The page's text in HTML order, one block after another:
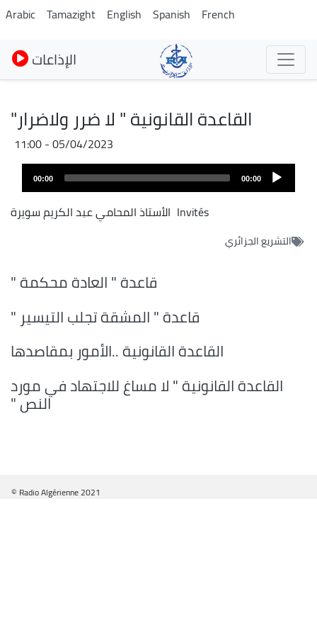
Skip
to
main
content
Arabic Tamazight English Spanish French
الإذاعات
القاعدة القانونية " لا ضرر ولاضرار"
05/04/2023 - 11:00
00:00
00:00
Invités الأستاذ المحامي عبد الكريم سويرة
التشريع الجزائري
قاعدة " العادة محكمة "
قاعدة " المشقة تجلب التيسير "
القاعدة القانونية ..الأمور بمقاصدها
القاعدة القانونية " لا مساغ للاجتهاد في مورد
النص "
© Radio Algérienne 2021